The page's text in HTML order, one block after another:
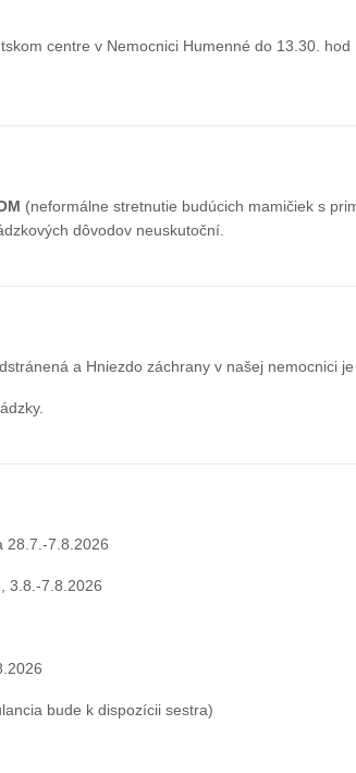
centre v Nemocnici Humenné do 13.30. hod
(neformálne stretnutie budúcich mamičiek s
dôvodov neuskutoční.
a Hniezdo záchrany v našej nemocnici
28.7.-7.8.2026
3.8.-7.8.2026
bude k dispozícii sestra)